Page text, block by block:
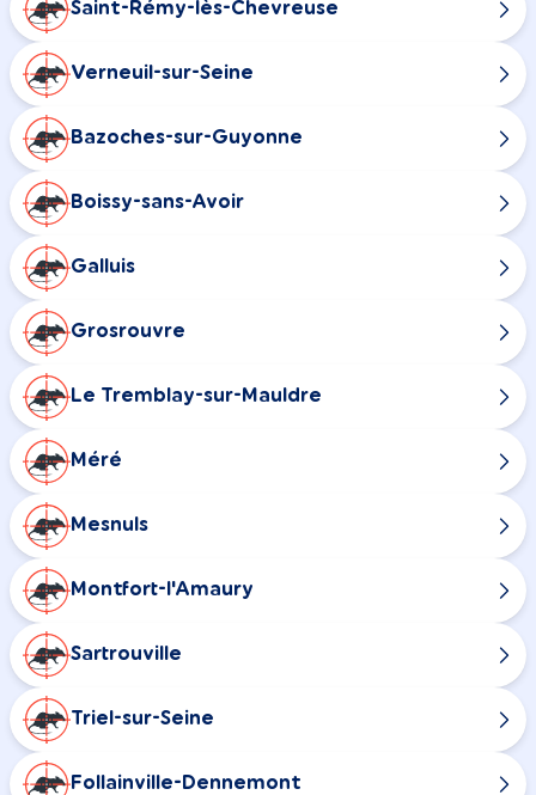
Saint-Rémy-lès-Chevreuse
Verneuil-sur-Seine
Bazoches-sur-Guyonne
Boissy-sans-Avoir
Galluis
Grosrouvre
Le Tremblay-sur-Mauldre
Méré
Mesnuls
Montfort-l'Amaury
Sartrouville
Triel-sur-Seine
Follainville-Dennemont